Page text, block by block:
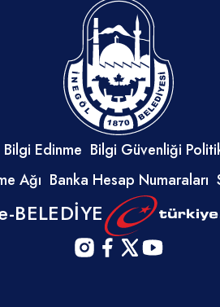
Bilgi Edinme Bilgi Güvenliği
Ağı Banka Hesap Numaraları
BELEDİYE